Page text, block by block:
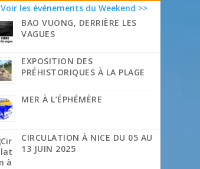
Voir les événements du Weekend >>
BAO VUONG, DERRIÈRE LES
VAGUES
EXPOSITION DES
PRÉHISTORIQUES À LA PLAGE
MER À L’ÉPHÉMÈRE
CIRCULATION À NICE DU 05 AU
13 JUIN 2025